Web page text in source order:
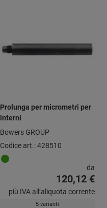
Prolunga per micrometri per
interni
Bowers GROUP
Codice art.: 428510
da
120,12 €
più IVA all’aliquota corrente
5 varianti